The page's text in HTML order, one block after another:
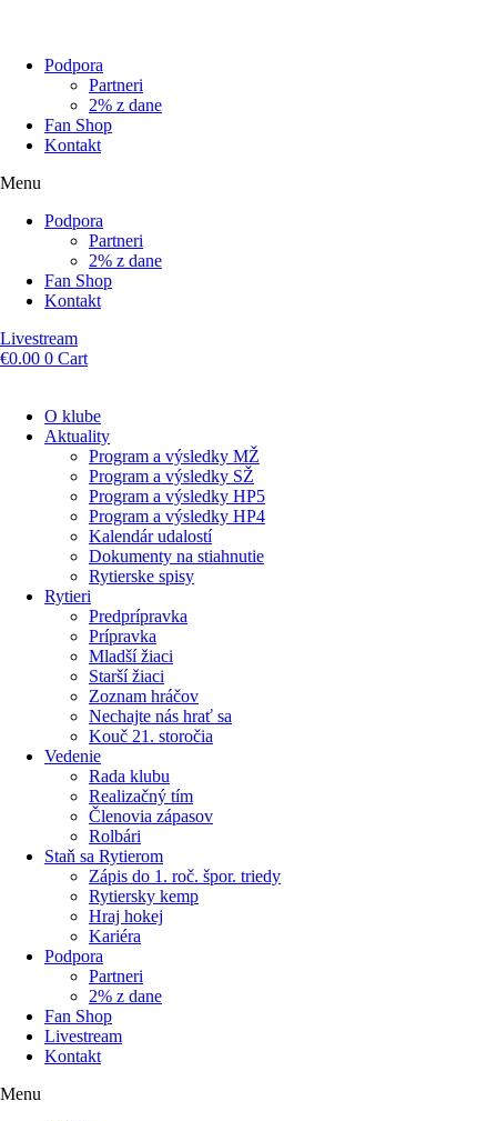
Podpora
Partneri
2% z dane
Fan Shop
Kontakt
Menu
Podpora
Partneri
2% z dane
Fan Shop
Kontakt
Livestream
€0.00 0 Cart
O klube
Aktuality
Program a výsledky MŽ
Program a výsledky SŽ
Program a výsledky HP5
Program a výsledky HP4
Kalendár udalostí
Dokumenty na stiahnutie
Rytierske spisy
Rytieri
Predprípravka
Prípravka
Mladší žiaci
Starší žiaci
Zoznam hráčov
Nechajte nás hrať sa
Kouč 21. storočia
Vedenie
Rada klubu
Realizačný tím
Členovia zápasov
Rolbári
Staň sa Rytierom
Zápis do 1. roč. špor. triedy
Rytiersky kemp
Hraj hokej
Kariéra
Podpora
Partneri
2% z dane
Fan Shop
Livestream
Kontakt
Menu